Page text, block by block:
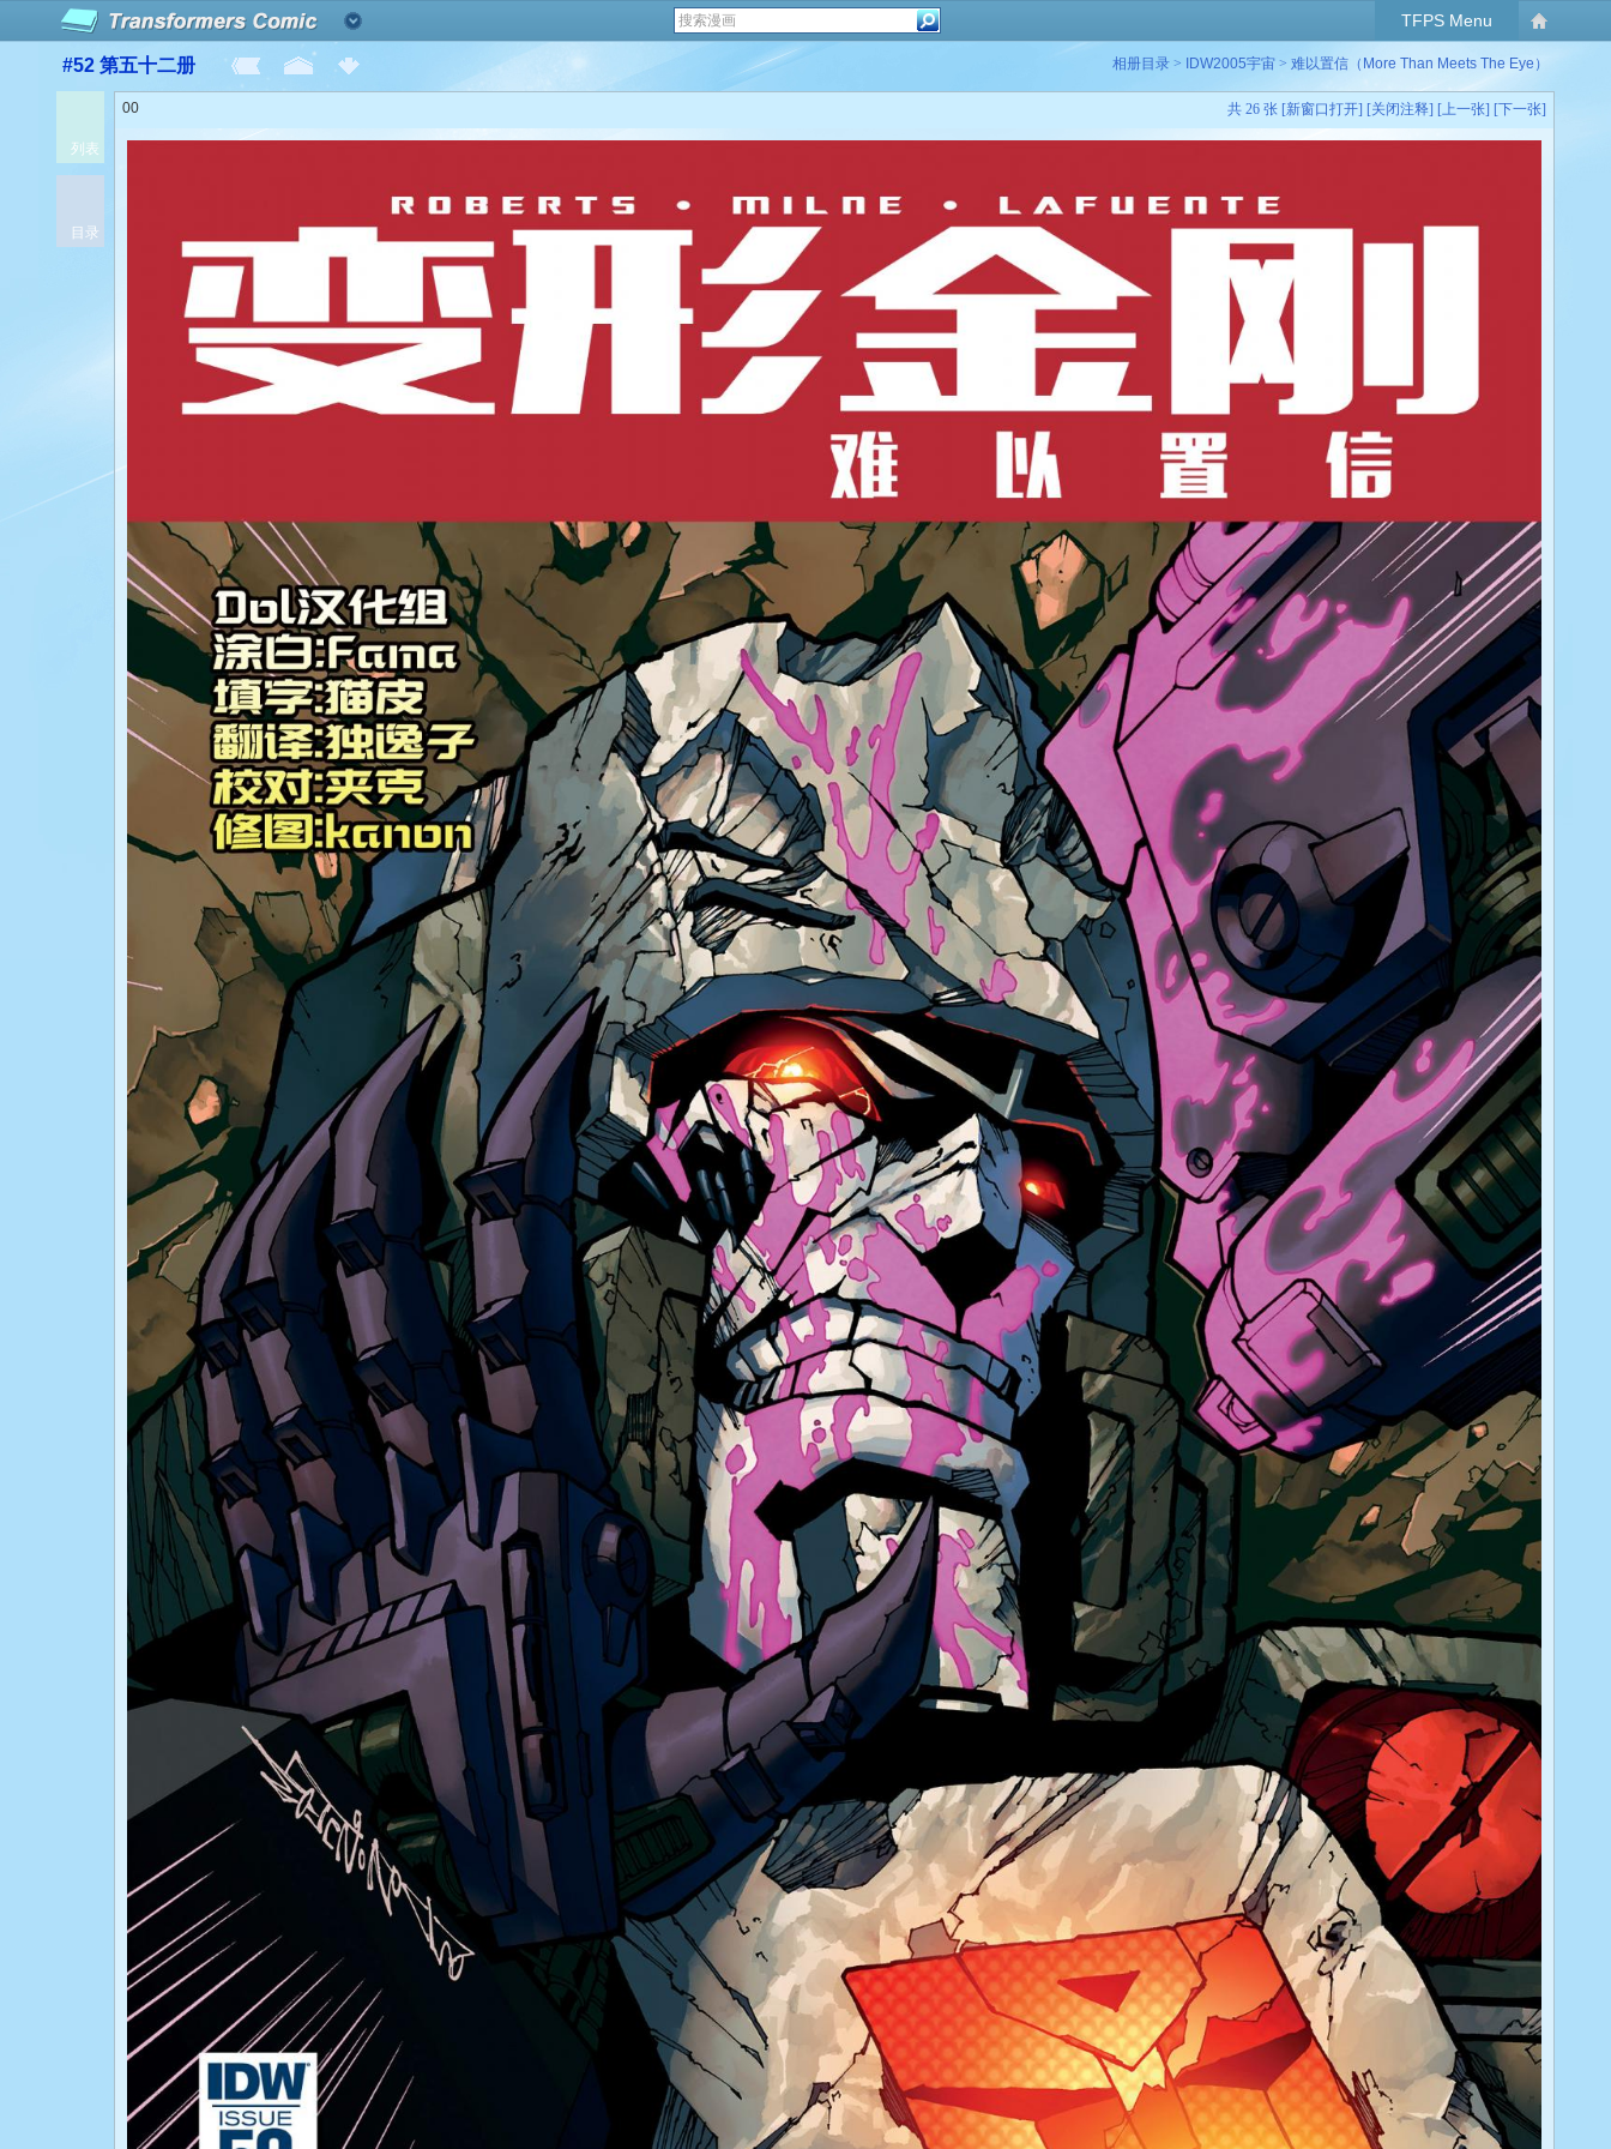
TFPS Menu
#52 第五十二册 相册目录 > IDW2005宇宙 > 难以置信（More Than Meets The Eye）
列表
目录
00 共 26 张 [新窗口打开] [关闭注释] [上一张] [下一张]